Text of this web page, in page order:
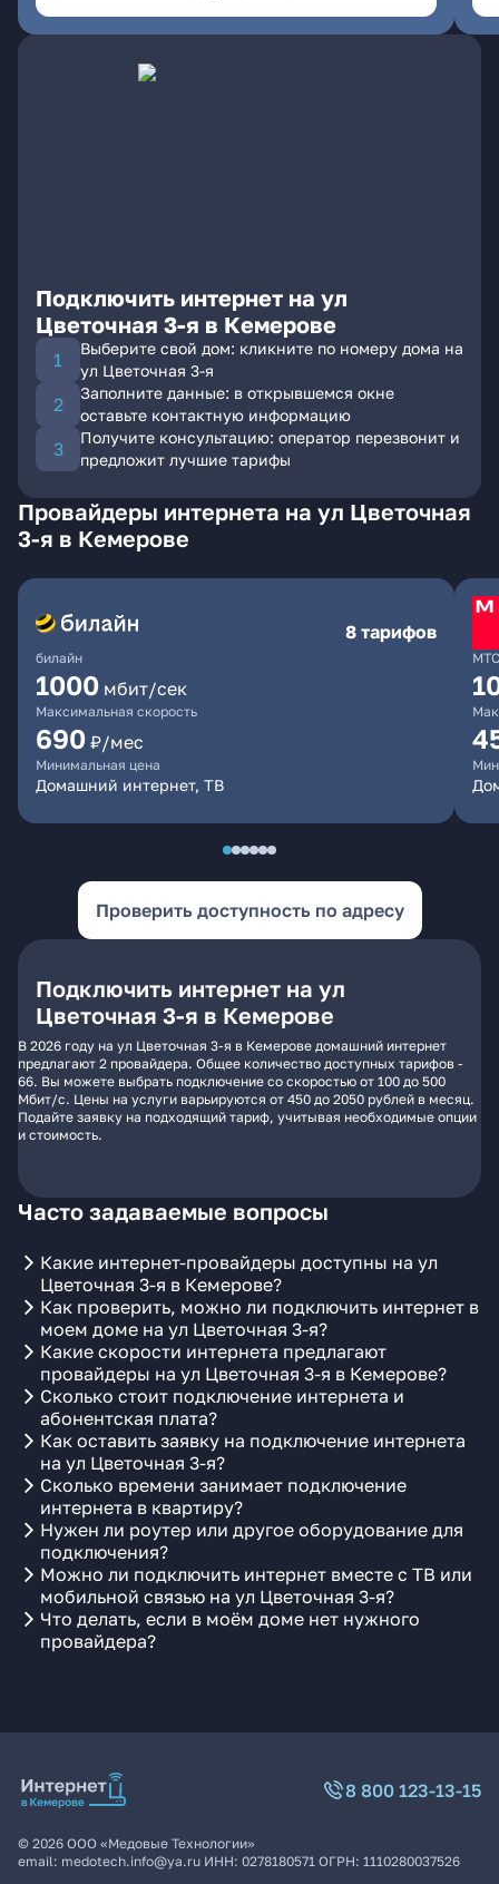
Подключить интернет на ул
Цветочная 3-я в Кемерове
Выберите свой дом: кликните по номеру дома на
ул Цветочная 3-я
Заполните данные: в открывшемся окне
оставьте контактную информацию
Получите консультацию: оператор перезвонит и
предложит лучшие тарифы
Провайдеры интернета на ул Цветочная
3-я в Кемерове
билайн
8 тарифов
1000 мбит/сек
Максимальная скорость
690 ₽/мес
Минимальная цена
Домашний интернет, ТВ
МТС
Проверить доступность по адресу
Подключить интернет на ул
Цветочная 3-я в Кемерове
В 2026 году на ул Цветочная 3-я в Кемерове домашний интернет
предлагают 2 провайдера. Общее количество доступных тарифов -
66. Вы можете выбрать подключение со скоростью от 100 до 500
Мбит/с. Цены на услуги варьируются от 450 до 2050 рублей в месяц.
Подайте заявку на подходящий тариф, учитывая необходимые опции
и стоимость.
Часто задаваемые вопросы
Какие интернет-провайдеры доступны на ул
Цветочная 3-я в Кемерове?
Как проверить, можно ли подключить интернет в
моем доме на ул Цветочная 3-я?
Какие скорости интернета предлагают
провайдеры на ул Цветочная 3-я в Кемерове?
Сколько стоит подключение интернета и
абонентская плата?
Как оставить заявку на подключение интернета
на ул Цветочная 3-я?
Сколько времени занимает подключение
интернета в квартиру?
Нужен ли роутер или другое оборудование для
подключения?
Можно ли подключить интернет вместе с ТВ или
мобильной связью на ул Цветочная 3-я?
Что делать, если в моём доме нет нужного
провайдера?
8 800 123-13-15
© 2026 ООО «Медовые Технологии»
email: medotech.info@ya.ru ИНН: 0278180571 ОГРН: 1110280037526